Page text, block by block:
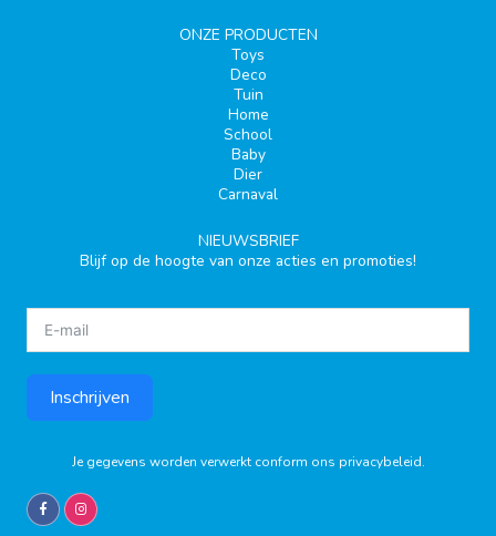
ONZE PRODUCTEN
Toys
Deco
Tuin
Home
School
Baby
Dier
Carnaval
NIEUWSBRIEF
Blijf op de hoogte van onze acties en promoties!
Inschrijven
Je gegevens worden verwerkt conform ons privacybeleid.